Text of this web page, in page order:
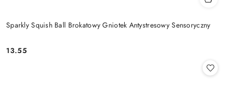
Sparkly Squish Ball Brokatowy Gniotek Antystresowy Sensoryczny
Cena:
13.55